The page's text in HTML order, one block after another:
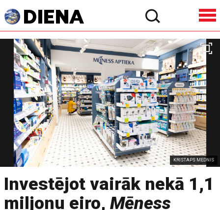
KRISTAPS MEDNIS
Investējot vairāk nekā 1,1
miljonu eiro,Mēness